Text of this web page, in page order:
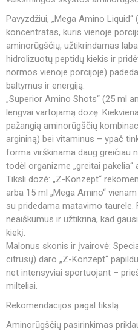
Pavyzdžiui, „Mega Amino
koncentratas, kuris vienoje
aminorūgščių, užtikrindamas
hidrolizuotų peptidų kiekis ir
normos vienoje porcijoje)
baltymus ir energiją.
„Superior Amino Shots“ (25 ml
lengvai vartojamą dozę.
pažangią aminorūgščių
argininą) bei vitaminus – ypač
forma virškinama daug greičiau
todėl organizme „greitai pakelia“
Tiksli dozė: „Z-Konzept“
arba 15 ml „Mega Amino“
su pridedama matavimo taurele.
neaiškumus ir užtikrina, kad
kiekį.
Malonus skonis ir įvairovė:
citrusų) daro „Z-Konzept“
net intensyviai sportuojant –
milteliai.
Rekomendacijos pagal tikslą
Aminorūgščių pasirinkimas